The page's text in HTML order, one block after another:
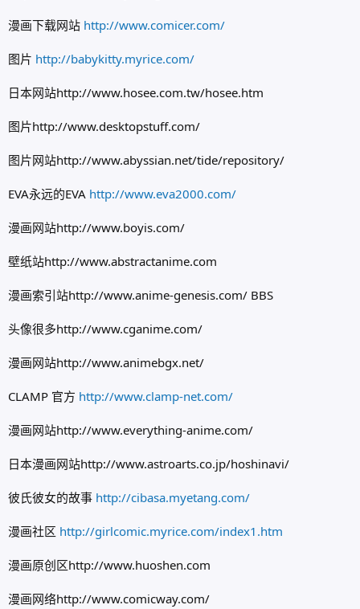
漫画下载网站 http://www.comicer.com/
图片 http://babykitty.myrice.com/
日本网站http://www.hosee.com.tw/hosee.htm
图片http://www.desktopstuff.com/
图片网站http://www.abyssian.net/tide/repository/
EVA永远的EVA http://www.eva2000.com/
漫画网站http://www.boyis.com/
壁纸站http://www.abstractanime.com
漫画索引站http://www.anime-genesis.com/ BBS
头像很多http://www.cganime.com/
漫画网站http://www.animebgx.net/
CLAMP 官方 http://www.clamp-net.com/
漫画网站http://www.everything-anime.com/
日本漫画网站http://www.astroarts.co.jp/hoshinavi/
彼氏彼女的故事 http://cibasa.myetang.com/
漫画社区 http://girlcomic.myrice.com/index1.htm
漫画原创区http://www.huoshen.com
漫画网络http://www.comicway.com/